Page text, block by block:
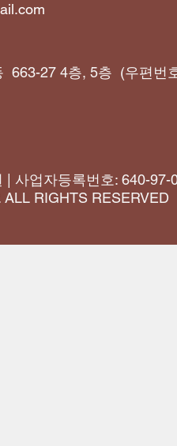
663-27 4층, 5층 (우편번
| 사업자등록번호: 640-
RIGHTS RESERVED